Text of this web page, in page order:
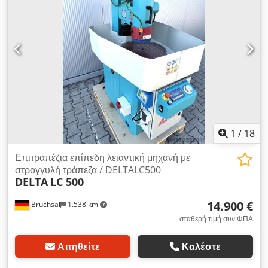
Βάρος μηχανήματος (περίπου): 6500 kg Απαιτούμενος χώρος
(περίπου): 4100 x 3200 x 2600 mm Εξοπλισμός: Σύστημα
ψύξης 500 λίτρων με φίλτρο χάρτινης ταινίας 4 δίσκοι λείανσης
(3 αχρησιμοποίητοι) Τεχνικά χαρακτηριστικά: Διάμετρος
περιστρεφόμενου τραπεζιού: 800 mm Μέγιστη απόσταση από
το περιστρεφόμενο τραπέζι έως το κέντρο του άξονα λείανσης:
850 mm Διάμετρος δίσκου λείανσης: 400 mm Πλάτος δίσκου
λείανσης: 80 mm
1 / 18
Bruchsal 1.538 km
Επιτραπέζια επίπεδη λειαντική μηχανή με
στρογγυλή τράπεζα / DELTALC500
DELTA LC 500
14.900 €
σταθερή τιμή συν ΦΠΑ
Αιτηθείτε Καλέστε